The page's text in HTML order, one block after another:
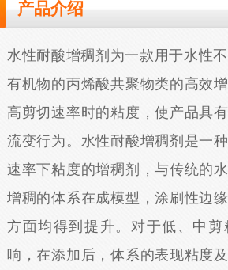
产品介绍
水性耐酸增稠剂为一款用于水性不
有机物的丙烯酸共聚物类的高效
高剪切速率时的粘度，使产品具
流变行为。水性耐酸增稠剂是一
速率下粘度的增稠剂，与传统的
增稠的体系在成模型，涂刷性边
方面均得到提升。对于低、中剪
响，在添加后，体系的表现粘度